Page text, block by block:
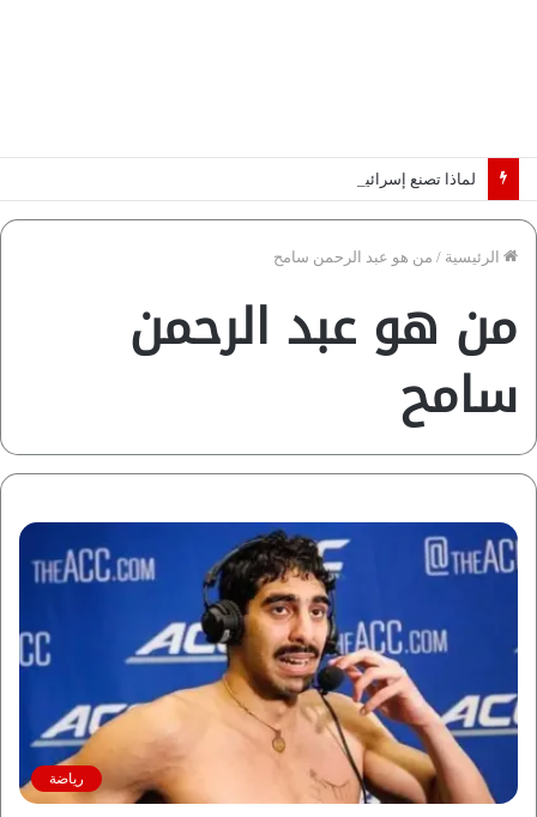
الرئيسية / من هو عبد الرحمن سامح
من هو عبد الرحمن
سامح
رياضة